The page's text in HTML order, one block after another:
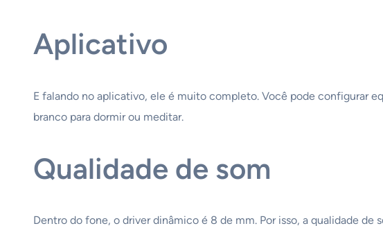
Aplicativo
E falando no aplicativo, ele é muito completo. Você pode configurar
branco para dormir ou meditar.
Qualidade de som
Dentro do fone, o driver dinâmico é 8 de mm. Por isso, a qualidade